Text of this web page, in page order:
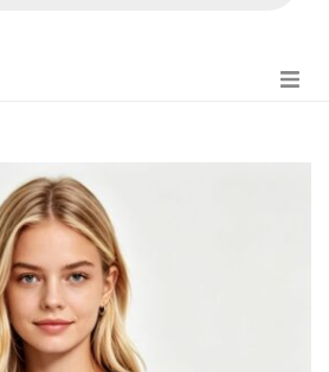
FIANZA TIKTOK
MODA CHICA
BEAUTY